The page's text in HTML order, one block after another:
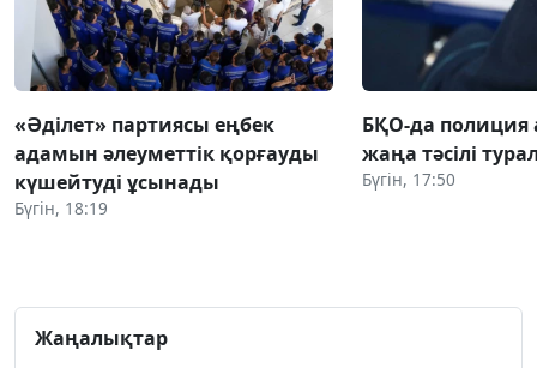
«Әділет» партиясы еңбек
адамын әлеуметтік қорғауды
күшейтуді ұсынады
Бүгін, 18:19
БҚО-да полиция
жаңа тәсілі
Бүгін, 17:50
Жаңалықтар